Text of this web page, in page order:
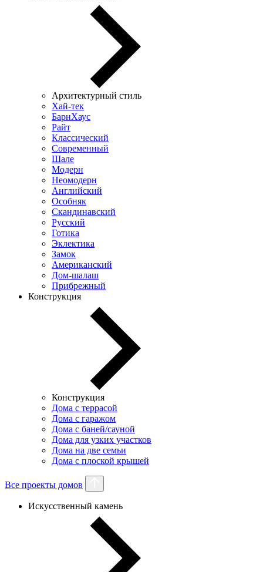
Архитектурный стиль
Хай-тек
БарнХаус
Райт
Классический
Современный
Шале
Модерн
Неомодерн
Английский
Особняк
Скандинавский
Русский
Готика
Эклектика
Замок
Американский
Дом-шалаш
Прибрежный
Конструкция
Конструкция
Дома с террасой
Дома с гаражом
Дома с баней/сауной
Дома для узких участков
Дома на две семьи
Дома с плоской крышей
Все проекты домов
Искусственный камень